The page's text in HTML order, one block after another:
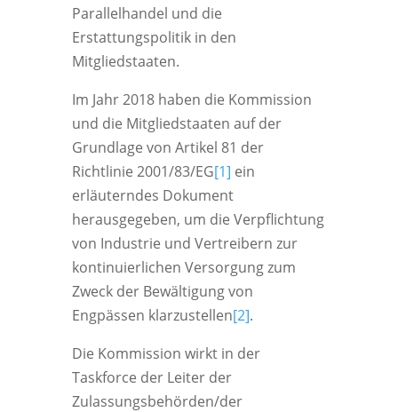
Parallelhandel und die
Erstattungspolitik in den
Mitgliedstaaten.
Im Jahr 2018 haben die Kommission
und die Mitgliedstaaten auf der
Grundlage von Artikel 81 der
Richtlinie 2001/83/EG[1] ein
erläuterndes Dokument
herausgegeben, um die Verpflichtung
von Industrie und Vertreibern zur
kontinuierlichen Versorgung zum
Zweck der Bewältigung von
Engpässen klarzustellen[2].
Die Kommission wirkt in der
Taskforce der Leiter der
Zulassungsbehörden/der